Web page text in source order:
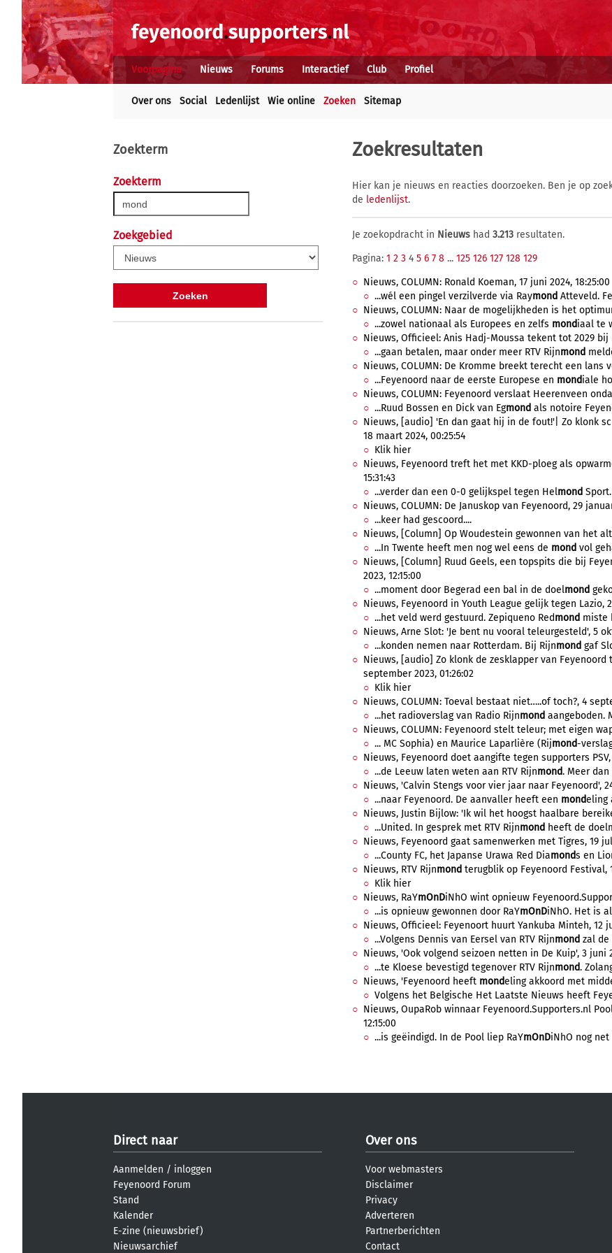
Voorpagina Nieuws Forums Interactief Club Profiel
Over ons Social Ledenlijst Wie online Zoeken Sitemap
Zoekterm
Zoekterm
Zoekgebied
Zoekresultaten
Hier kan je nieuws en reacties doorzoeken. Ben je op
de ledenlijst.
Je zoekopdracht in Nieuws had 3.213 resultaten.
Pagina: 1 2 3 4 5 6 7 8 ... 125 126 127 128 129
Nieuws, COLUMN: Ronald Koeman, 17 juni 2024, 18:25:00
...wél een pingel verzilverde via Raymond Atteveld.
Nieuws, COLUMN: Naar de mogelijkheden is het
...zowel nationaal als Europees en zelfs mondiaal te
Nieuws, Officieel: Anis Hadj-Moussa tekent tot 2029 bij
...gaan betalen, maar onder meer RTV Rijnmond
Nieuws, COLUMN: De Kromme breekt terecht een lans
...Feyenoord naar de eerste Europese en mondiale
Nieuws, COLUMN: Feyenoord verslaat Heerenveen
...Ruud Bossen en Dick van Egmond als notoire
Nieuws, [audio] 'En dan gaat hij in de fout!'| Zo klonk
18 maart 2024, 00:25:54
Klik hier
Nieuws, Feyenoord treft het met KKD-ploeg als
15:31:43
...verder dan een 0-0 gelijkspel tegen Helmond
Nieuws, COLUMN: De Januskop van Feyenoord, 29
...keer had gescoord....
Nieuws, [Column] Op Woudestein gewonnen van het
...In Twente heeft men nog wel eens de mond vol
Nieuws, [Column] Ruud Geels, een topspits die bij
2023, 12:15:00
...moment door Begerad een bal in de doelmond
Nieuws, Feyenoord in Youth League gelijk tegen Lazio,
...het veld werd gestuurd. Zepiqueno Redmond miste
Nieuws, Arne Slot: 'Je bent nu vooral teleurgesteld', 5
...konden nemen naar Rotterdam. Bij Rijnmond gaf
Nieuws, [audio] Zo klonk de zesklapper van Feyenoord
september 2023, 01:26:02
Klik hier
Nieuws, COLUMN: Toeval bestaat niet…..of toch?, 4
...het radioverslag van Radio Rijnmond aangeboden.
Nieuws, COLUMN: Feyenoord stelt teleur; met eigen
... MC Sophia) en Maurice Laparlière (Rijmond-
Nieuws, Feyenoord doet aangifte tegen supporters PSV,
...de Leeuw laten weten aan RTV Rijnmond. Meer dan
Nieuws, 'Calvin Stengs voor vier jaar naar Feyenoord',
...naar Feyenoord. De aanvaller heeft een mondeling
Nieuws, Justin Bijlow: 'Ik wil het hoogst haalbare
...United. In gesprek met RTV Rijnmond heeft de
Nieuws, Feyenoord gaat samenwerken met Tigres, 19
...County FC, het Japanse Urawa Red Diamonds en
Nieuws, RTV Rijnmond terugblik op Feyenoord Festival,
Klik hier
Nieuws, RaYmOnDiNhO wint opnieuw
...is opnieuw gewonnen door RaYmOnDiNhO. Het is
Nieuws, Officieel: Feyenoort huurt Yankuba Minteh, 12
...Volgens Dennis van Eersel van RTV Rijnmond zal de
Nieuws, 'Ook volgend seizoen netten in De Kuip', 3 juni
...te Kloese bevestigd tegenover RTV Rijnmond.
Nieuws, 'Feyenoord heeft mondeling akkoord met
Volgens het Belgische Het Laatste Nieuws heeft
Nieuws, OupaRob winnaar Feyenoord.Supporters.nl
12:15:00
...is geëindigd. In de Pool liep RaYmOnDiNhO nog
Direct naar
Aanmelden / inloggen
Feyenoord Forum
Stand
Kalender
E-zine (nieuwsbrief)
Nieuwsarchief
Over ons
Voor webmasters
Disclaimer
Privacy
Adverteren
Partnerberichten
Contact